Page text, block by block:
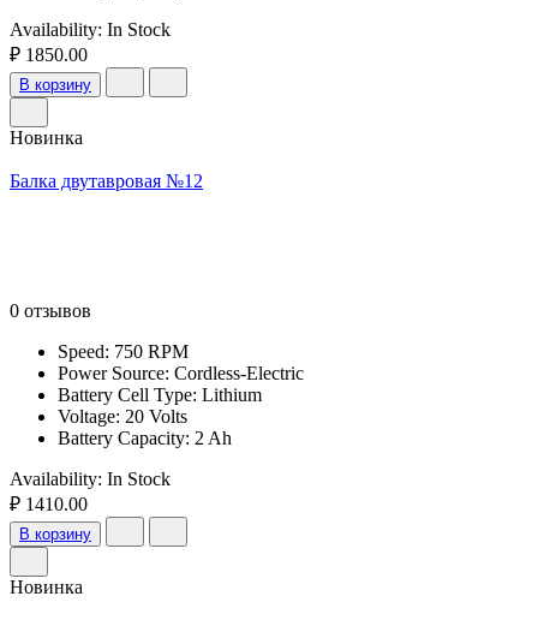
Availability: In Stock
₽ 1850.00
В корзину
Новинка
Балка двутавровая №12
0 отзывов
Speed: 750 RPM
Power Source: Cordless-Electric
Battery Cell Type: Lithium
Voltage: 20 Volts
Battery Capacity: 2 Ah
Availability: In Stock
₽ 1410.00
В корзину
Новинка